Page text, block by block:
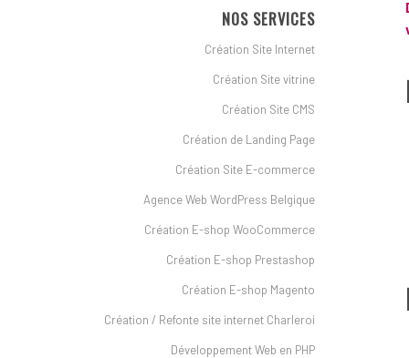
NOS SERVICES
Création Site Internet
Création Site vitrine
Création Site CMS
Création de Landing Page
Création Site E-commerce
Agence Web WordPress Belgique
Création E-shop WooCommerce
Création E-shop Prestashop
Création E-shop Magento
Création / Refonte site internet Charleroi
Développement Web en PHP